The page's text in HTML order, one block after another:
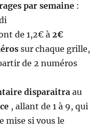
par semaine :
de 1,2€ à2€
sur chaque grille,
de 2 numéros
disparaitra au
, allant de 1 à 9, qui
mise si vous le